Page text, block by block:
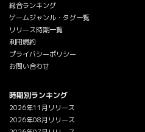
総合ランキング
ゲームジャンル・タグ一覧
リリース時期一覧
利用規約
プライバシーポリシー
お問い合わせ
時期別ランキング
2026年11月リリース
2026年08月リリース